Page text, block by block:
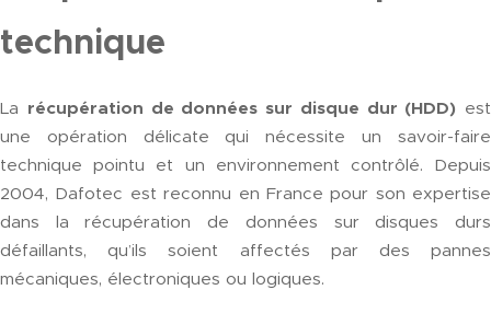
technique
La récupération de données sur disque dur (HDD) est
une opération délicate qui nécessite un savoir-faire
technique pointu et un environnement contrôlé. Depuis
2004, Dafotec est reconnu en France pour son expertise
dans la récupération de données sur disques durs
défaillants, qu’ils soient affectés par des pannes
mécaniques, électroniques ou logiques.